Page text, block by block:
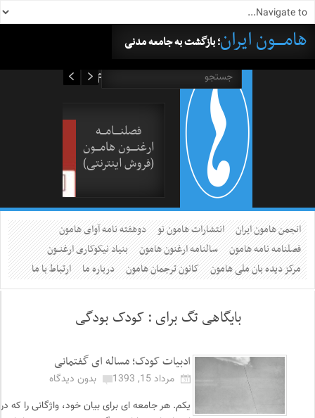
هامــــون ایران؛ بازگشت به جامعه مدنی
فصلنــــامـــه
ارغنــــون هامـــون
(فروش اینترنتی)
انجمن هامون ایران انتشارات هامون نو
دوهفته نامه آوای هامون
فصلنامه نامه هامون
سالنامه ارغنون هامون
بنیاد نیکوکاری ارغنــون
مرکز دیده بان ملی هامون
کانون ترجمان هامون درباره ما ارتباط با ما
بایگاهی تگ برای :کودک بودگی
ادبیات کودک؛ مساله ای گفتمانی
مرداد 15, 1393
بدون دیدگاه
یکم. هر جامعه ای برای بیان خود، واژگانی را که در